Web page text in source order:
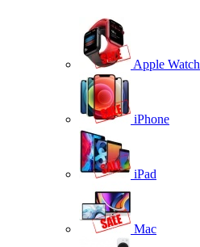
Apple Watch
iPhone
iPad
Mac